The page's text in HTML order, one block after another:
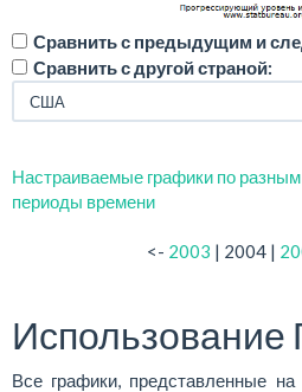
Сравнить с предыдущим и
Сравнить с другой страной:
Настраиваемые графики по
периоды времени
<- 2003 | 2004 |
Использование
Все графики, представленные на